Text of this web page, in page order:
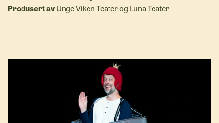
Produsert avUnge Viken Teater og Luna Teater